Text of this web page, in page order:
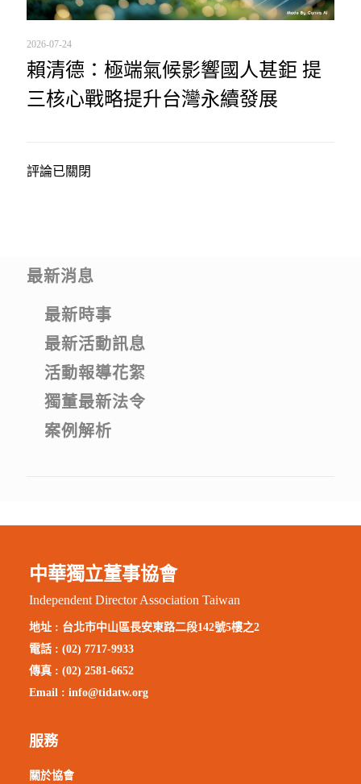
2026-07-24
賴清德：極端氣候影響國人甚鉅 提
三核心戰略提升台灣永續發展
評論已關閉
最新消息
最新時事
最新活動訊息
活動報導花絮
獨董最新法令
案例解析
中華獨立董事協會
Independent Director Association Taiwan
地址 : 台北市中山區長安東路二段142號5樓之2
電話 : (02) 7717-9933
傳真 : (02) 2581-6652
Email :info@tidatw.org
服務
關於協會